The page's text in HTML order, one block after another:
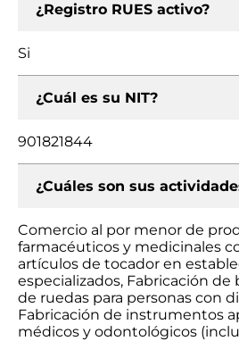
¿Registro RUES activo?
Si
¿Cuál es su NIT?
901821844
¿Cuáles son sus
Comercio al por menor de
farmacéuticos y medicinales
artículos de tocador en
especializados, Fabricación de
de ruedas para personas con
Fabricación de instrumentos
médicos y odontológicos